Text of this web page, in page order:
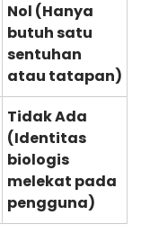
Nol (Hanya
butuh satu
sentuhan
atau tatapan)
Tidak Ada
(Identitas
biologis
melekat pada
pengguna)